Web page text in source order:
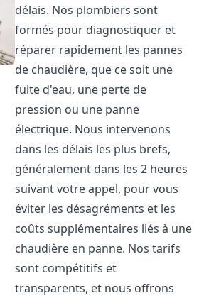
délais. Nos plombiers sont
formés pour diagnostiquer et
réparer rapidement les pannes
de chaudière, que ce soit une
fuite d'eau, une perte de
pression ou une panne
électrique. Nous intervenons
dans les délais les plus brefs,
généralement dans les 2 heures
suivant votre appel, pour vous
éviter les désagréments et les
coûts supplémentaires liés à une
chaudière en panne. Nos tarifs
sont compétitifs et
transparents, et nous offrons